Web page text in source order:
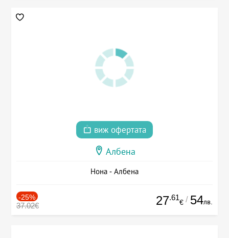
виж офертата
Албена
Нона - Албена
-25%
37.02€ 27.61
€ / 54лв.